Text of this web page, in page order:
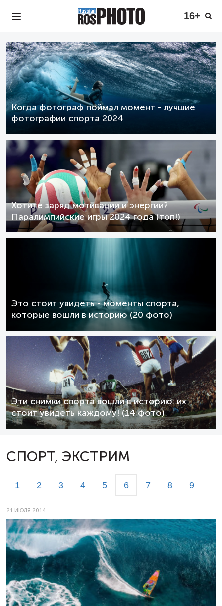
16+
Когда фотограф поймал момент - лучшие
фотографии спорта 2024
Хотите заряд мотивации и энергии?
Паралимпийские игры 2024 года (топ!)
Это стоит увидеть - моменты спорта,
которые вошли в историю (20 фото)
Эти снимки спорта вошли в историю: их
стоит увидеть каждому! (14 фото)
СПОРТ, ЭКСТРИМ
1 2 3 4 5 6 7 8 9
21 ИЮЛЯ 2014